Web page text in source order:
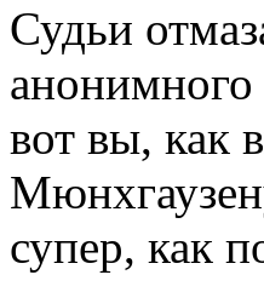
Судьи
анонимного
вот вы, как
супер, как